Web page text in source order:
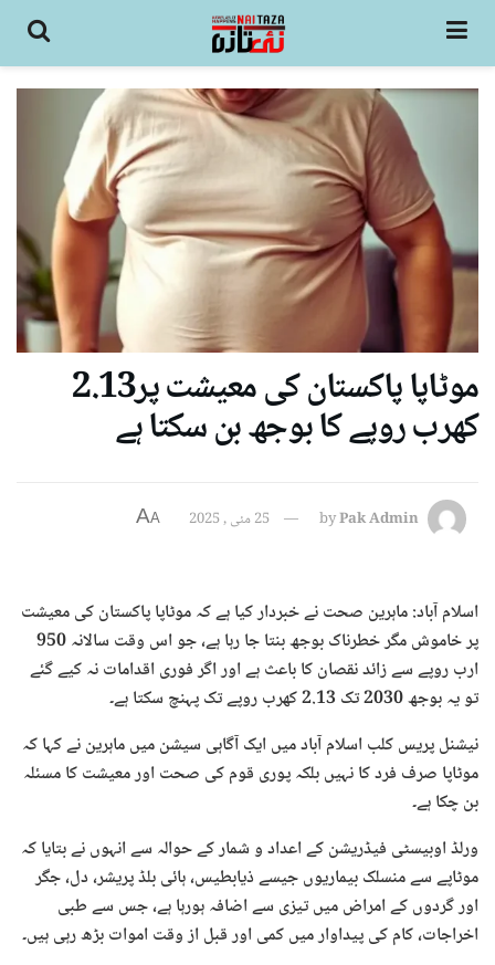
موٹاپا پاکستان کی معیشت پر2.13
کھرب روپے کا بوجھ بن سکتا ہے
byPak Admin 25 مئی , 2025 A
A
اسلام آباد: ماہرین صحت نے خبردار کیا ہے کہ موٹاپا پاکستان کی معیشت
پر خاموش مگر خطرناک بوجھ بنتا جا رہا ہے، جو اس وقت سالانہ 950
ارب روپے سے زائد نقصان کا باعث ہے اور اگر فوری اقدامات نہ کیے گئے
تو یہ بوجھ 2030 تک 2.13 کھرب روپے تک پہنچ سکتا ہے۔
نیشنل پریس کلب اسلام آباد میں ایک آگاہی سیشن میں ماہرین نے کہا کہ
موٹاپا صرف فرد کا نہیں بلکہ پوری قوم کی صحت اور معیشت کا مسئلہ
بن چکا ہے۔
ورلڈ اوبیسٹی فیڈریشن کے اعداد و شمار کے حوالہ سے انہوں نے بتایا کہ
موٹاپے سے منسلک بیماریوں جیسے ذیابطیس، ہائی بلڈ پریشر، دل، جگر
اور گردوں کے امراض میں تیزی سے اضافہ ہورہا ہے، جس سے طبی
اخراجات، کام کی پیداوار میں کمی اور قبل از وقت اموات بڑھ رہی ہیں۔